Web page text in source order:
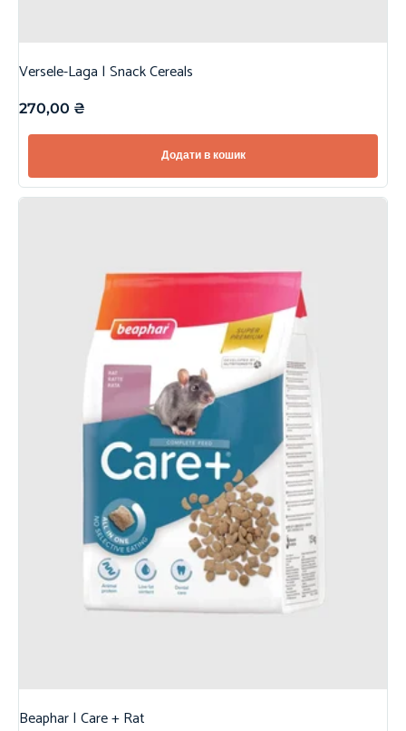
Versele-Laga | Snack Cereals
270,00 ₴
Додати в кошик
Beaphar | Care + Rat